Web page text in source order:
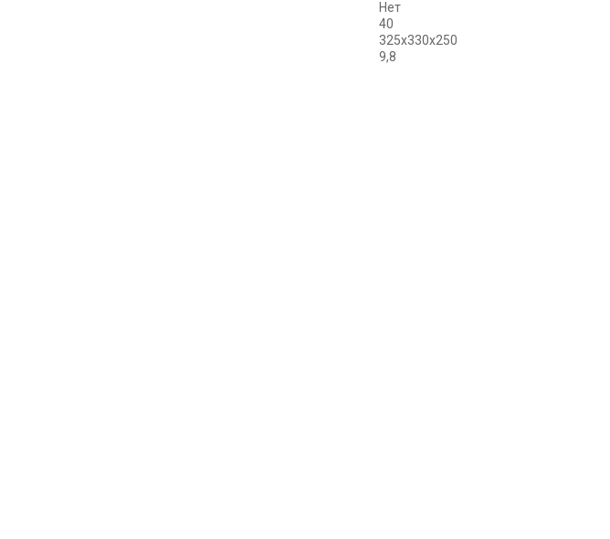
Нет
40
325x330x250
9,8